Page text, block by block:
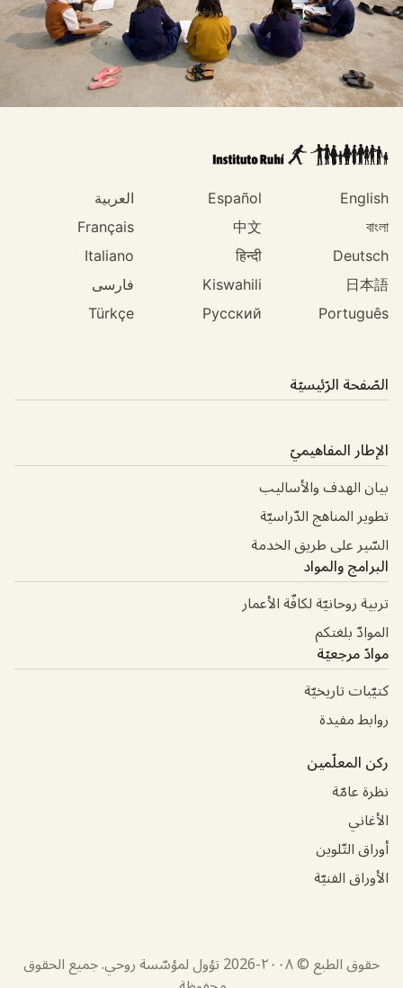
English
Español
العربية
বাংলা
中文
Français
Deutsch
हिन्दी
Italiano
日本語
Kiswahili
فارسی
Português
Русский
Türkçe
الصّفحة الرّئيسيّة
الإطار المفاهيميّ
بيان الهدف والأساليب
تطوير المناهج الدّراسيّة
السّير على طريق الخدمة
البرامج والمواد
تربية روحانيّة لكافّة الأعمار
الموادّ بلغتكم
موادّ مرجعيّة
كتيّبات تاريخيّة
روابط مفيدة
ركن المعلّمين
نظرة عامّة
الأغاني
أوراق التّلوين
الأوراق الفنيّة
حقوق الطبع © ٢٠٠٨- 2026تؤول لمؤسّسة روحي. جميع الحقوق